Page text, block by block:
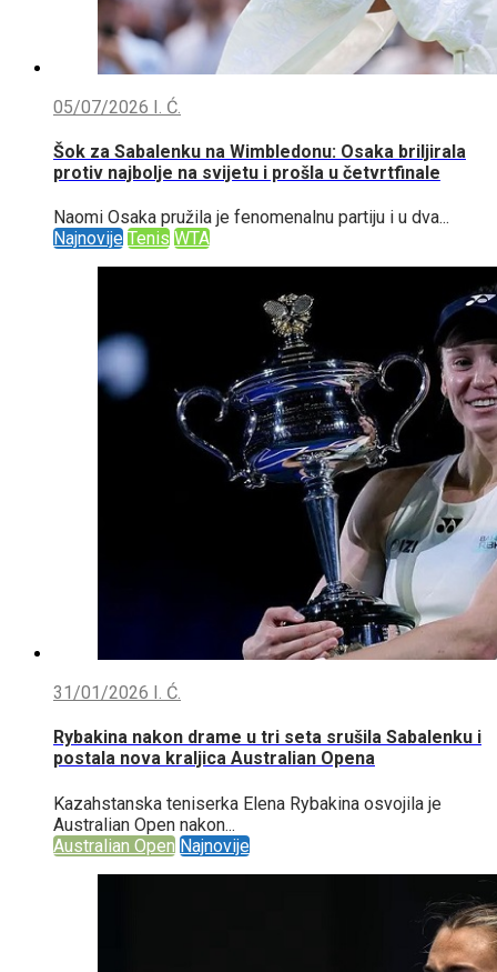
05/07/2026 I. Ć.
Šok za Sabalenku na Wimbledonu: Osaka briljirala
protiv najbolje na svijetu i prošla u četvrtfinale
Naomi Osaka pružila je fenomenalnu partiju i u dva...
Najnovije Tenis WTA
31/01/2026 I. Ć.
Rybakina nakon drame u tri seta srušila Sabalenku i
postala nova kraljica Australian Opena
Kazahstanska teniserka Elena Rybakina osvojila je
Australian Open nakon...
Australian Open Najnovije